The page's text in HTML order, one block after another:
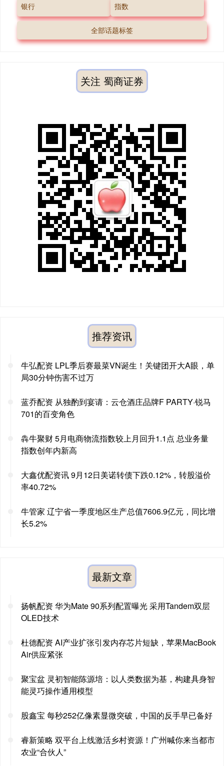
银行 指数
全部话题标签
关注 蜀商证券
推荐资讯
牛弘配资 LPL季后赛最菜VN诞生！关键团开大A眼，单
局30分钟伤害不过万
蓝乔配资 从独酌到宴请：云仓酒庄品牌F PARTY·锐马
701的百变角色
犇牛聚财 5月电商物流指数较上月回升1.1点 总业务量
指数创年内新高
大鑫优配资讯 9月12日美诺转债下跌0.12%，转股溢价
率40.72%
牛管家 辽宁省一季度地区生产总值7606.9亿元，同比增
长5.2%
最新文章
扬帆配资 华为Mate 90系列配置曝光 采用Tandem双层
OLED技术
杜德配资 AI产业扩张引发内存芯片短缺，苹果MacBook
Air供应紧张
聚宝盆 灵初智能陈源培：以人类数据为基，构建具身智
能灵巧操作通用模型
股鑫宝 每秒252亿像素显微突破，中国的反手早已备好
睿新策略 双平台上线激活乡村资源！广州喊你来当都市
农业“合伙人”